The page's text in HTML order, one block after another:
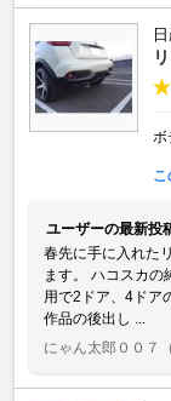
ボ
ユーザーの最新投
春先に手に入れた
ます。 ハコスカの
用で2ドア、4ドア
作品の後出し ...
にゃん太郎００７